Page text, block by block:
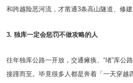
和跨越险恶河流，才凿通3条高山隧道、修建
3. 独库一定会惩罚不做攻略的人
往年独库公路一开放，交通瘫痪、“堵”库公
接踵而至。毕竟很多人都是奔着「一天穿越